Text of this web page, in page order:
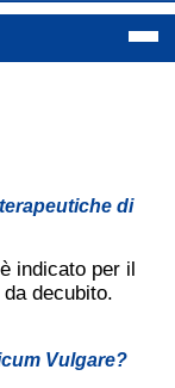
di
indicato per il
decubito.
Vulgare?